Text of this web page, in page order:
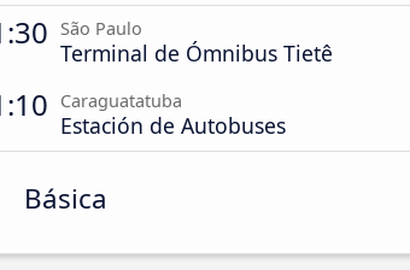
São Paulo
Terminal de Ómnibus Tietê
Caraguatatuba
Estación de Autobuses
Básica